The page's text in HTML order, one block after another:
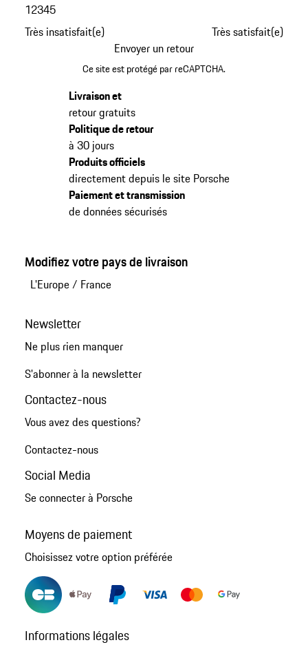
Très insatisfait(e)
12345
Très satisfait(e)
Envoyer un retour
Ce site est protégé par reCAPTCHA.
Livraison et
retour gratuits
Politique de retour
à 30 jours
Produits officiels
directement depuis le site Porsche
Paiement et transmission
de données sécurisés
Modifiez votre pays de livraison
L'Europe/ France
Newsletter
Ne plus rien manquer
S'abonner à la newsletter
Contactez-nous
Vous avez des questions?
Contactez-nous
Social Media
Se connecter à Porsche
Moyens de paiement
Choisissez votre option préférée
Informations légales